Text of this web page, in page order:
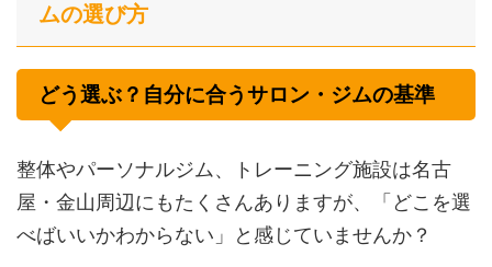
ムの選び方
どう選ぶ？自分に合うサロン・ジムの基準
整体やパーソナルジム、トレーニング施設は名古
屋・金山周辺にもたくさんありますが、「どこを選
べばいいかわからない」と感じていませんか？